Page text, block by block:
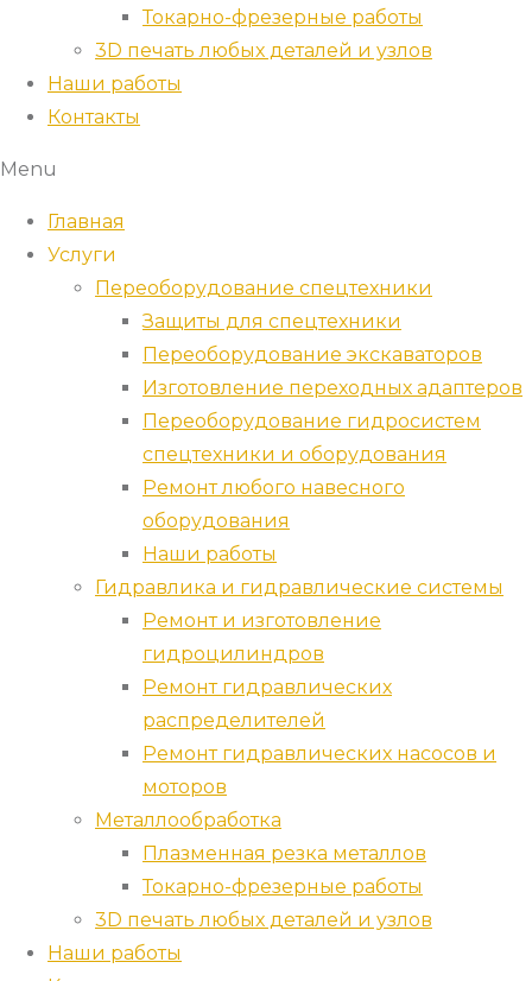
Токарно-фрезерные работы
3D печать любых деталей и узлов
Наши работы
Контакты
Menu
Главная
Услуги
Переоборудование спецтехники
Защиты для спецтехники
Переоборудование экскаваторов
Изготовление переходных адаптеров
Переоборудование гидросистем
спецтехники и оборудования
Ремонт любого навесного
оборудования
Наши работы
Гидравлика и гидравлические системы
Ремонт и изготовление
гидроцилиндров
Ремонт гидравлических
распределителей
Ремонт гидравлических насосов и
моторов
Металлообработка
Плазменная резка металлов
Токарно-фрезерные работы
3D печать любых деталей и узлов
Наши работы